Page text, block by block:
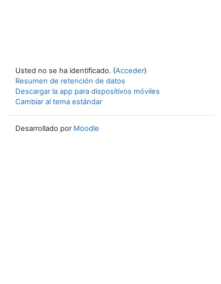
Usted no se ha identificado. (Acceder)
Resumen de retención de datos
Descargar la app para dispositivos móviles
Cambiar al tema estándar
Desarrollado por Moodle